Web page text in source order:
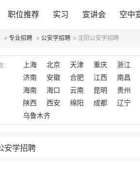
职位推荐 实习 宣讲会 空中
» 专业招聘 » 公安学招聘 » 沈阳公安学招聘
上海 北京 天津 重庆
浙江
济南
安徽 合肥 江西
南昌
海南
海口 云南 昆明
贵州
陕西
西安 绵阳 成都
辽宁
乌鲁木齐
安学招聘